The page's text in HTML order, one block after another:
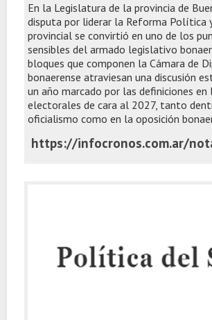
En la Legislatura de la provincia de
disputa por liderar la Reforma Política
provincial se convirtió en uno de los
sensibles del armado legislativo
bloques que componen la Cámara de
bonaerense atraviesan una discusión
un año marcado por las definiciones en
electorales de cara al 2027, tanto
oficialismo como en la oposición